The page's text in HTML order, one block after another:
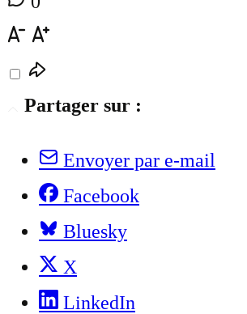
Partager sur :
Envoyer par e-mail
Facebook
Bluesky
X
LinkedIn